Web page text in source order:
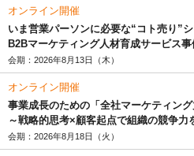
オンライン開催
いま営業パーソンに必要な“コト売り”
B2Bマーケティング人材育成サービス事
会期：2026年8月13日（木）
オンライン開催
事業成長のための「全社マーケティン
～戦略的思考×顧客起点で組織の競争力
会期：2026年8月18日（火）